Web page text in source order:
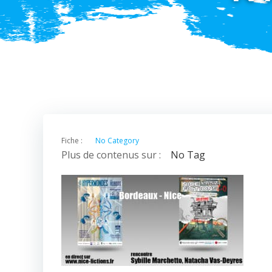
Fiche : No Category
Plus de contenus sur : No Tag